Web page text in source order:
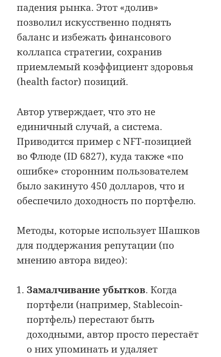
падения рынка. Этот «долив»
позволил искусственно поднять
баланс и избежать финансового
коллапса стратегии, сохранив
приемлемый коэффициент здоровья
(health factor) позиций.
Автор утверждает, что это не
единичный случай, а система.
Приводится пример с NFT-позицией
во Флюде (ID 6827), куда также «по
ошибке» сторонним пользователем
было закинуто 450 долларов, что и
обеспечило доходность по портфелю.
Методы, которые использует Шашков
для поддержания репутации (по
мнению автора видео):
Замалчивание убытков. Когда
портфели (например, Stablecoin-
портфель) перестают быть
доходными, автор просто перестаёт
о них упоминать и удаляет